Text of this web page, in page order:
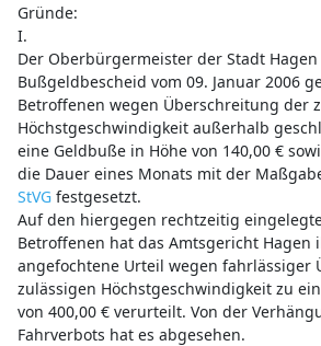
Gründe:
I.
Der Oberbürgermeister der Stadt
Bußgeldbescheid vom 09. Januar 2006
Betroffenen wegen Überschreitung der
Höchstgeschwindigkeit außerhalb
eine Geldbuße in Höhe von 140,00 €
die Dauer eines Monats mit der
StVGfestgesetzt.
Auf den hiergegen rechtzeitig
Betroffenen hat das Amtsgericht Hagen
angefochtene Urteil wegen fahrlässiger
zulässigen Höchstgeschwindigkeit zu
von 400,00 € verurteilt. Von der
Fahrverbots hat es abgesehen.